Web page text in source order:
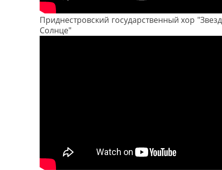
Приднестровский государственный хор
Солнце"